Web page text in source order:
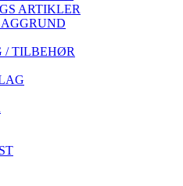
ARTIKLER
/ TILBEHØR